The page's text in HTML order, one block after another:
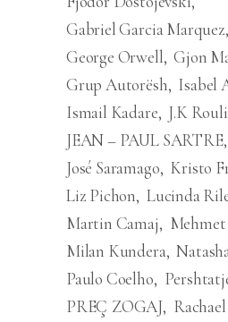
Gabriel Garcia Marquez
George Orwell Gjon
Grup Autorësh Isabel
Ismail Kadare J.K
JEAN – PAUL SARTRE
José Saramago Kristo
Liz Pichon Lucinda
Martin Camaj
Milan Kundera
Paulo Coelho
PREÇ ZOGAJ